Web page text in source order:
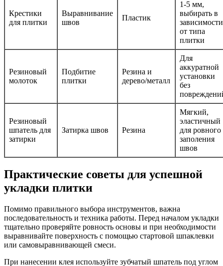
Крестики
для плитки
Выравнивание
швов
Пластик
1-5 мм,
выбирать в
зависимости
от типа
плитки
Резиновый
молоток
Подбитие
плитки
Резина и
дерево/металл
Для
аккуратной
установки
без
Резиновый
шпатель для
затирки
Затирка швов Резина
Мягкий,
эластичный
для ровного
заполения
швов
Практические советы для успешной
укладки плитки
Помимо правильного выбора инструментов, важна
последовательность и техника работы. Перед началом укладки
тщательно проверяйте ровность основы и при необходимости
выравнивайте поверхность с помощью стартовой шпаклевки
или самовыравнивающей смеси.
При нанесении клея используйте зубчатый шпатель под углом